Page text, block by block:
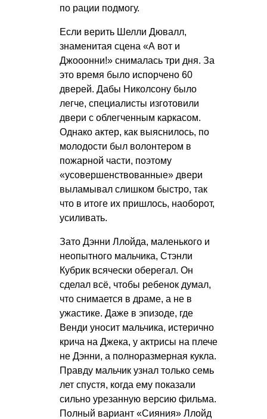
по рации подмогу.
Если верить Шелли Дювалл,
знаменитая сцена «А вот и
Джооонни!» снималась три дня. За
это время было испорчено 60
дверей. Дабы Николсону было
легче, специалисты изготовили
двери с облегченным каркасом.
Однако актер, как выяснилось, по
молодости был волонтером в
пожарной части, поэтому
«усовершенствованные» двери
выламывал слишком быстро, так
что в итоге их пришлось, наоборот,
усиливать.
Зато Дэнни Ллойда, маленького и
неопытного мальчика, Стэнли
Кубрик всячески оберегал. Он
сделал всё, чтобы ребенок думал,
что снимается в драме, а не в
ужастике. Даже в эпизоде, где
Венди уносит мальчика, истерично
крича на Джека, у актрисы на плече
не Дэнни, а полноразмерная кукла.
Правду мальчик узнал только семь
лет спустя, когда ему показали
сильно урезанную версию фильма.
Полный вариант «Сияния» Ллойд